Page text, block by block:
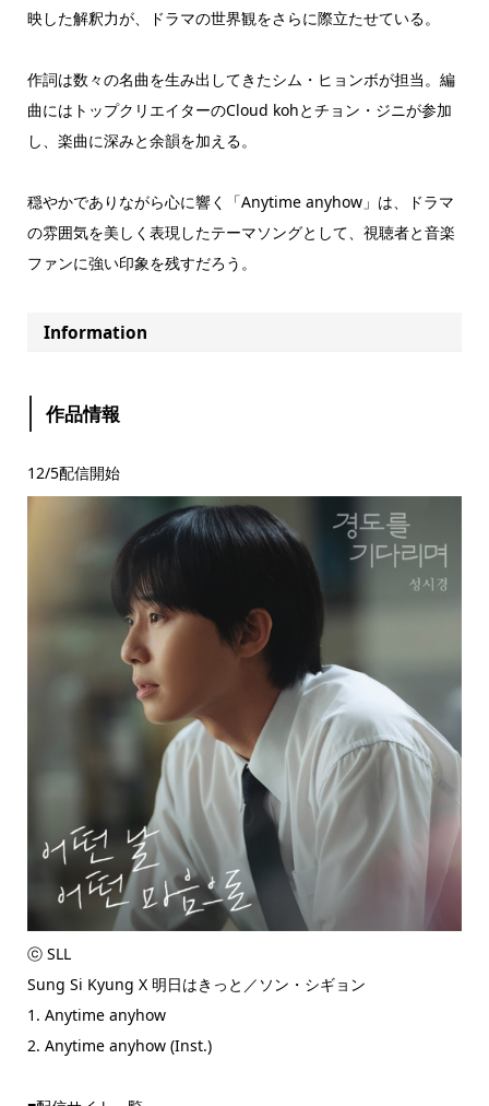
映した解釈力が、ドラマの世界観をさらに際立たせている。
作詞は数々の名曲を生み出してきたシム・ヒョンボが担当。編
曲にはトップクリエイターのCloud kohとチョン・ジニが参加
し、楽曲に深みと余韻を加える。
穏やかでありながら心に響く「Anytime anyhow」は、ドラマ
の雰囲気を美しく表現したテーマソングとして、視聴者と音楽
ファンに強い印象を残すだろう。
Information
作品情報
12/5配信開始
ⓒ SLL
Sung Si Kyung X 明日はきっと／ソン・シギョン
1. Anytime anyhow
2. Anytime anyhow (Inst.)